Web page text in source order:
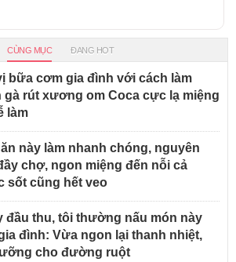
CÙNG MỤC ĐANG HOT
bữa cơm gia đình với cách làm
gà rút xương om Coca cực lạ miệng
làm
ăn này làm nhanh chóng, nguyên
chợ, ngon miệng đến nỗi cả
sốt cũng hết veo
đầu thu, tôi thường nấu món này
đình: Vừa ngon lại thanh nhiệt,
cho đường ruột